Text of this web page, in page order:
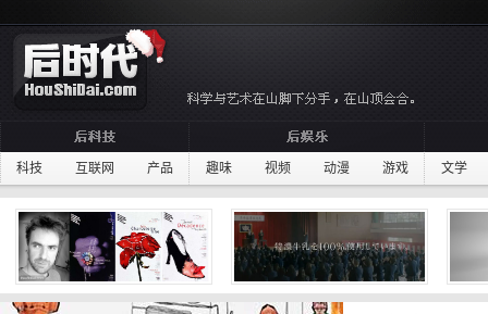
科技 互联网 产品 趣味 视频 动漫 游戏 文学